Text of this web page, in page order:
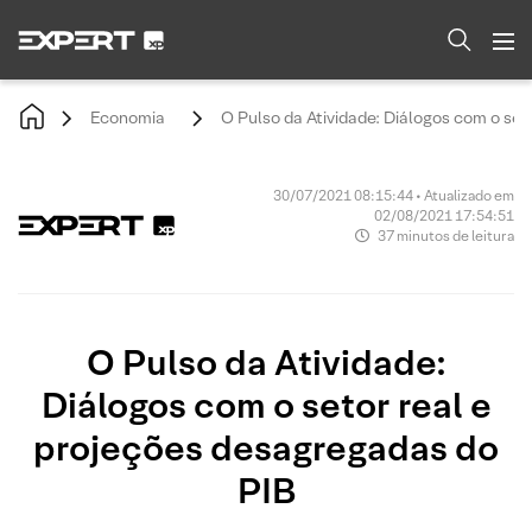
Economia O Pulso da Atividade: Diálogos com o
30/07/2021 08:15:44 • Atualizado em
02/08/2021 17:54:51
37 minutos de leitura
O Pulso da Atividade:
Diálogos com o setor real e
projeções desagregadas do
PIB